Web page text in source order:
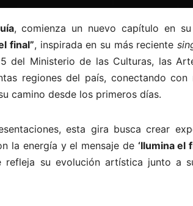
, comienza un nuevo capítulo en
final”, inspirada en su más reciente
del Ministerio de las Culturas, las
regiones del país, conectando con
camino desde los primeros días.
esta gira busca crear
la energía y el mensaje de ‘Ilumina el
refleja su evolución artística junto a